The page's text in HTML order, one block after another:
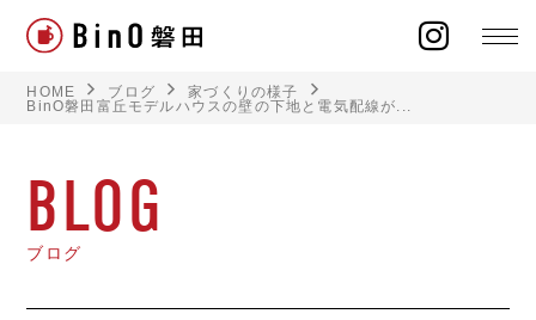
ラインナップ
HOME ブログ 家づくりの様子
BinO磐田富丘モデルハウスの壁の下地と電気配線が...
BLOG
ブログ